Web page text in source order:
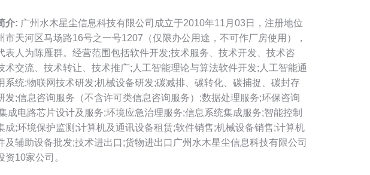
介: 广州水木星尘信息科技有限公司成立于2010年11月03日，注册地位
市天河区马场路16号之一号1207（仅限办公用途，不可作厂房使用），
表人为陈雁群。经营范围包括软件开发;技术服务、技术开发、技术咨
术交流、技术转让、技术推广;人工智能理论与算法软件开发;人工智能通
系统;物联网技术研发;机械设备研发;碳减排、碳转化、碳捕捉、碳封存
发;信息咨询服务（不含许可类信息咨询服务）;数据处理服务;环保咨询
成电路芯片设计及服务;环境应急治理服务;信息系统集成服务;智能控制
成;环境保护监测;计算机及通讯设备租赁;软件销售;机械设备销售;计算机
及辅助设备批发;技术进出口;货物进出口广州水木星尘信息科技有限公司
资10家公司。